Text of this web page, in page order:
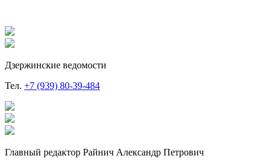
Дзержинские ведомости
Тел. +7 (939) 80-39-484
Главный редактор Райнич Александр Петрович